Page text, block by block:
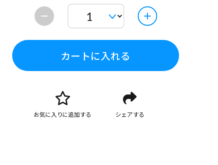
カートに入れる
お気に入りに追加する シェアする